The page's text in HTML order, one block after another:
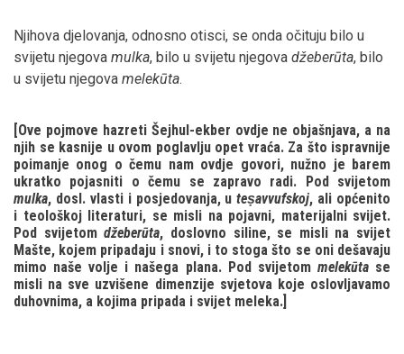
Njihova djelovanja, odnosno otisci, se onda očituju bilo u
svijetu njegova mulka, bilo u svijetu njegova džeberūta, bilo
u svijetu njegova melekūta.
[Ove pojmove hazreti Šejhul-ekber ovdje ne objašnjava, a na
njih se kasnije u ovom poglavlju opet vraća. Za što ispravnije
poimanje onog o čemu nam ovdje govori, nužno je barem
ukratko pojasniti o čemu se zapravo radi. Pod svijetom
mulka, dosl. vlasti i posjedovanja, uteṣavvufskoj, ali općenito
i teološkoj literaturi, se misli na pojavni, materijalni svijet.
Pod svijetomdžeberūta, doslovno siline, se misli na svijet
Mašte, kojem pripadaju i snovi, i to stoga što se oni dešavaju
mimo naše volje i našega plana. Pod svijetom melekūtase
misli na sve uzvišene dimenzije svjetova koje oslovljavamo
duhovnima, a kojima pripada i svijet meleka.]